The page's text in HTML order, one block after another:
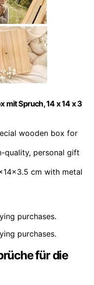
mit Spruch, 14 x 14 x 3
wooden box for
quality, personal gift
cm with metal
purchases.
purchases.
für die